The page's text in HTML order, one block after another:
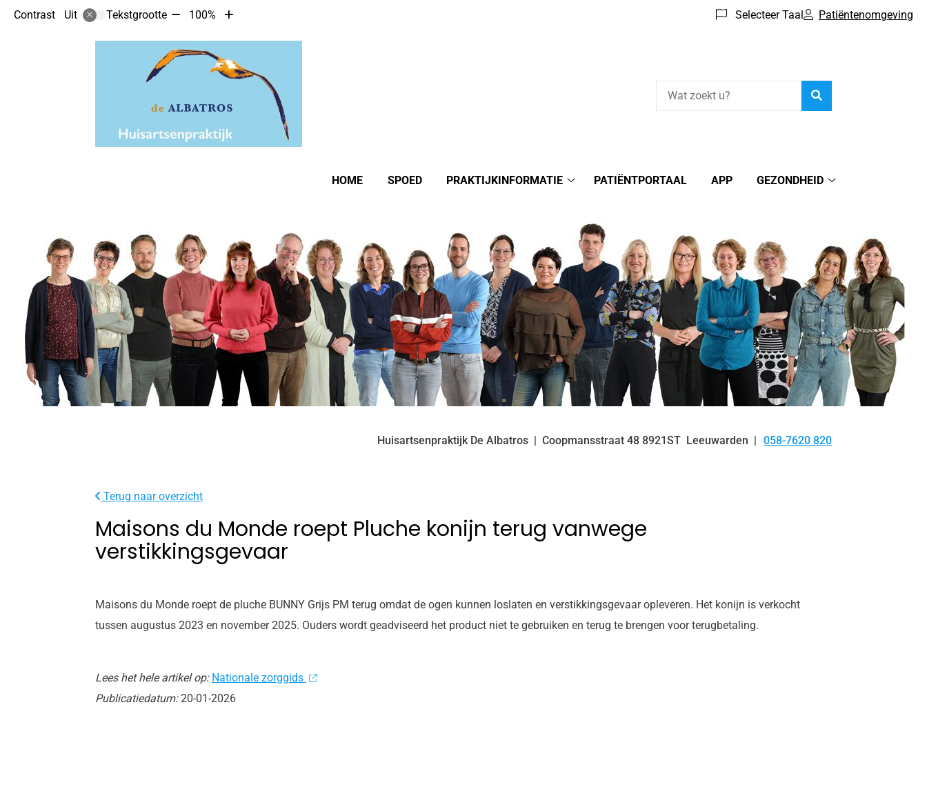
Contrast Uit Tekstgrootte Tekst
met
10%
100%
Tekst
met
10%
Selecteer Taal Patiëntenomgeving
HOME SPOED
PRAKTIJKINFORMATIE
PATIËNTPORTAAL APP
GEZONDHEID
Huisartsenpraktijk De Albatros Coopmansstraat 48 8921ST Leeuwarden Tel:
058-7620 820
Terug naar overzicht
Maisons du Monde roept Pluche konijn terug vanwege
verstikkingsgevaar
Maisons du Monde roept de pluche BUNNY Grijs PM terug omdat de ogen kunnen loslaten en verstikkingsgevaar opleveren. Het konijn is verkocht
tussen augustus 2023 en november 2025. Ouders wordt geadviseerd het product niet te gebruiken en terug te brengen voor terugbetaling.
Lees het hele artikel op: Nationale zorggids
Publicatiedatum:20-01-2026